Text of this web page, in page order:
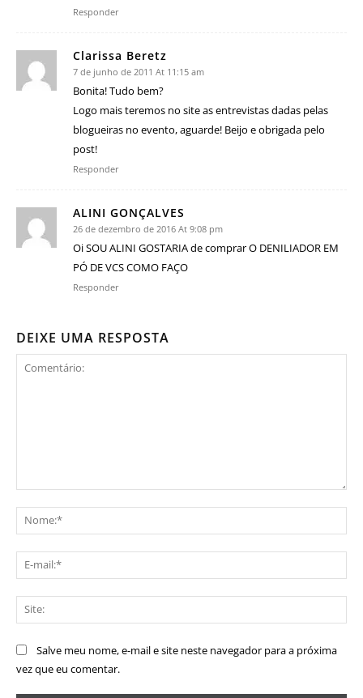
Responder
Clarissa Beretz
7 de junho de 2011 At 11:15 am
Bonita! Tudo bem?
Logo mais teremos no site as entrevistas dadas pelas
blogueiras no evento, aguarde! Beijo e obrigada pelo
post!
Responder
ALINI GONÇALVES
26 de dezembro de 2016 At 9:08 pm
Oi SOU ALINI GOSTARIA de comprar O DENILIADOR EM
PÓ DE VCS COMO FAÇO
Responder
DEIXE UMA RESPOSTA
Salve meu nome, e-mail e site neste navegador para a próxima
vez que eu comentar.